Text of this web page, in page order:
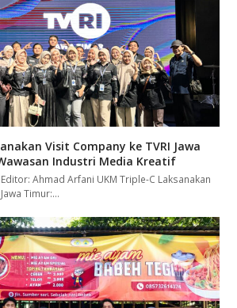
Visit Company ke TVRI Jawa
Industri Media Kreatif
Ahmad Arfani UKM Triple-C Laksanakan
Timur:…